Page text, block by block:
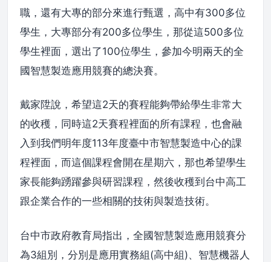
職，還有大專的部分來進行甄選，高中有300多位
學生，大專部分有200多位學生，那從這500多位
學生裡面，選出了100位學生，參加今明兩天的全
國智慧製造應用競賽的總決賽。
戴家陞說，希望這2天的賽程能夠帶給學生非常大
的收穫，同時這2天賽程裡面的所有課程，也會融
入到我們明年度113年度臺中市智慧製造中心的課
程裡面，而這個課程會開在星期六，那也希望學生
家長能夠踴躍參與研習課程，然後收穫到台中高工
跟企業合作的一些相關的技術與製造技術。
台中市政府教育局指出，全國智慧製造應用競賽分
為3組別，分別是應用實務組(高中組)、智慧機器人